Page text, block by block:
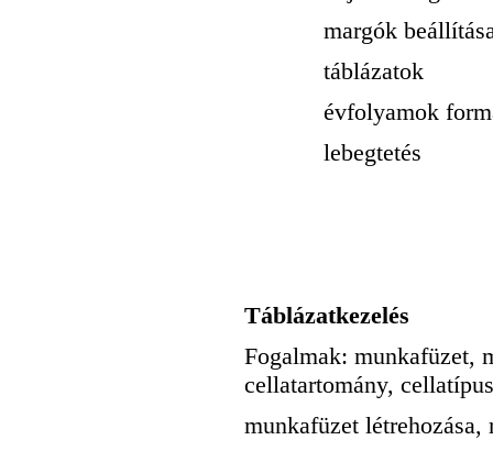
margók
táblázatok
évfolyamok
lebegtetés
Táblázatkezelés
Fogalmak: munkafüzet,
cellatartomány,
munkafüzet létrehozása,